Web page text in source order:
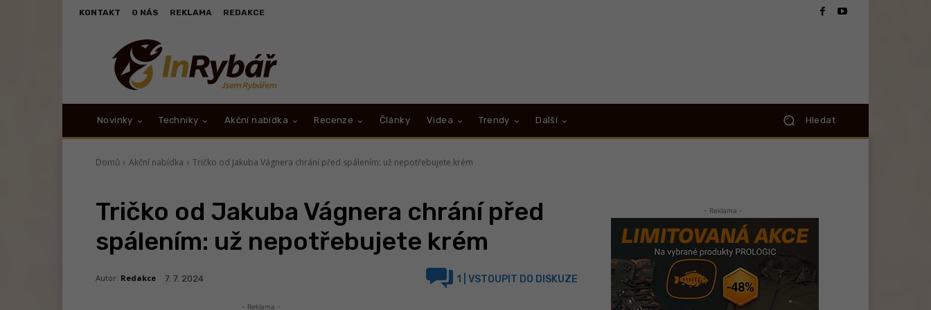
KONTAKT O NÁS REKLAMA REDAKCE
Novinky Techniky Akční nabídka Recenze Články Videa Trendy Další Hledat
Domů Akční nabídka Tričko od Jakuba Vágnera chrání před spálením: už nepotřebujete krém
Tričko od Jakuba Vágnera chrání před
spálením: už nepotřebujete krém
Autor: Redakce 7. 7. 2024 1 | VSTOUPIT DO DISKUZE
- Reklama -
- Reklama -